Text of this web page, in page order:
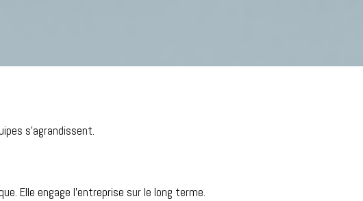
s’agrandissent.
Elle engage l’entreprise sur le long terme.